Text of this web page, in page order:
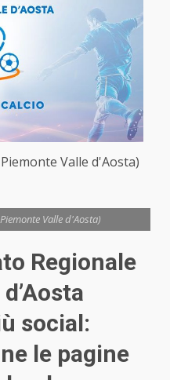
Valle d'Aosta)
Valle d'Aosta)
Regionale
social:
le pagine